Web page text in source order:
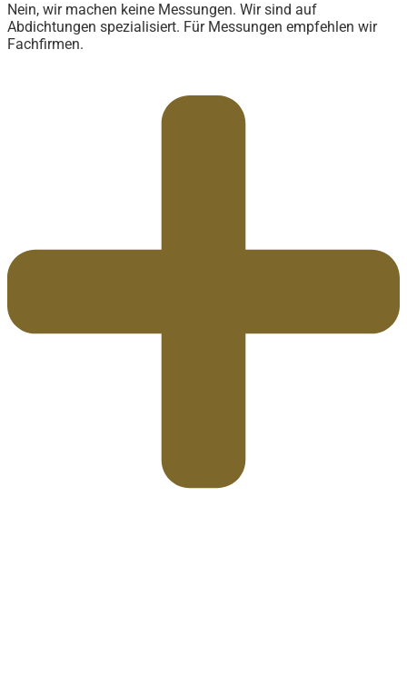
Nein, wir machen keine Messungen. Wir sind auf
Abdichtungen spezialisiert. Für Messungen empfehlen wir
Fachfirmen.